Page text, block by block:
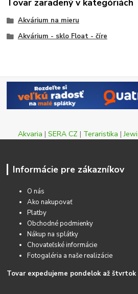
Akvárium na mieru
Akvárium - sklo Float - číre
Akvaria | SERA CZ | Teraristika |
Informácie pre zákazníkov
O nás
Ako nakupovať
Platby
Obchodné podmienky
Nákup na splátky
Chovateľské informácie
Fotogaléria a naše realizácie
Tovar expedujeme pondelok až štvrtok